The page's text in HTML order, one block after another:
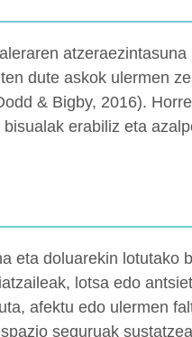
atzeraezintasuna
dute askok ulermen
& Bigby, 2016).
erabiliz eta
eta doluarekin lotutako
lotsa edo
afektu edo ulermen
seguruak